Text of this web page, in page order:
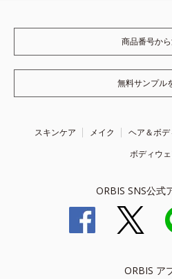
商品番号か
無料サンプル
スキンケア メイク ヘア＆ボデ
ボディウ
ORBIS SNS公式
ORBIS ア